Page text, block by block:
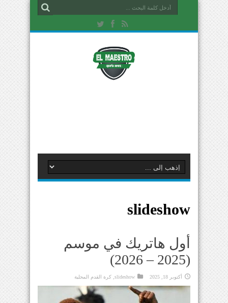
slideshow
أول هاتريك في موسم
(2025 – 2026)
أكتوبر 18, 2025 slideshow كرة القدم المحلية